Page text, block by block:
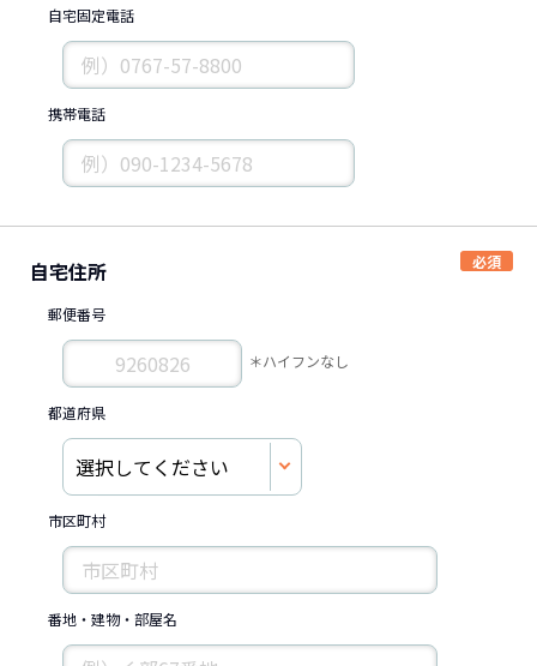
自宅固定電話
携帯電話
自宅住所
郵便番号
＊ハイフンなし
都道府県
市区町村
番地・建物・部屋名